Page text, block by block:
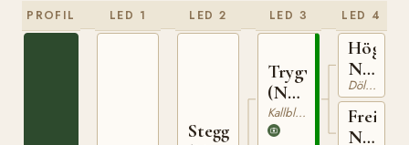
PROFIL LED 1 LED 2
Stegg
LED 3
Trygve
(NO)
T-66
Kallblodig Travare
LED 4
Högnar
N
1208
Dölehäst
Freia
N